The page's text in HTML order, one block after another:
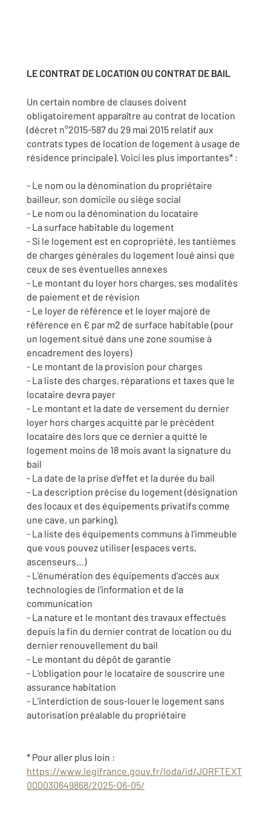
LE CONTRAT DE LOCATION OU CONTRAT DE BAIL
Un certain nombre de clauses doivent
obligatoirement apparaître au contrat de location
(décret n°2015-587 du 29 mai 2015 relatif aux
contrats types de location de logement à usage de
résidence principale). Voici les plus importantes* :
- Le nom ou la dénomination du propriétaire
bailleur, son domicile ou siège social
- Le nom ou la dénomination du locataire
- La surface habitable du logement
- Si le logement est en copropriété, les tantièmes
de charges générales du logement loué ainsi que
ceux de ses éventuelles annexes
- Le montant du loyer hors charges, ses modalités
de paiement et de révision
- Le loyer de référence et le loyer majoré de
référence en € par m2 de surface habitable (pour
un logement situé dans une zone soumise à
encadrement des loyers)
- Le montant de la provision pour charges
- La liste des charges, réparations et taxes que le
locataire devra payer
- Le montant et la date de versement du dernier
loyer hors charges acquitté par le précédent
locataire dès lors que ce dernier a quitté le
logement moins de 18 mois avant la signature du
bail
- La date de la prise d’effet et la durée du bail
- La description précise du logement (désignation
des locaux et des équipements privatifs comme
une cave, un parking).
- La liste des équipements communs à l’immeuble
que vous pouvez utiliser (espaces verts,
ascenseurs…)
- L’énumération des équipements d’accès aux
technologies de l’information et de la
communication
- La nature et le montant des travaux effectués
depuis la fin du dernier contrat de location ou du
dernier renouvellement du bail
- Le montant du dépôt de garantie
- L’obligation pour le locataire de souscrire une
assurance habitation
- L’interdiction de sous-louer le logement sans
autorisation préalable du propriétaire
* Pour aller plus loin :
https://www.legifrance.gouv.fr/loda/id/JORFTEXT
000030649868/2025-06-05/